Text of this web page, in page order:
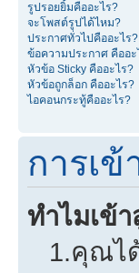
รูปรอยยิ้มคืออะไร?
จะโพสต์รูปได้ไหม?
ประกาศทั่วไปคืออะไร?
ข้อความประกาศ คืออะ
หัวข้อ Sticky คืออะไร?
หัวข้อถูกล็อก คืออะไร?
ไอคอนกระทู้คืออะไร?
การเ
ทำไมเข้
1.คุณไ